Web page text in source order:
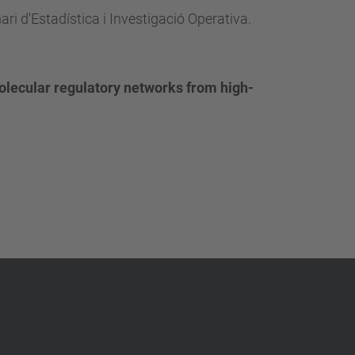
d'Estadística i Investigació Operativa.
regulatory networks from high-